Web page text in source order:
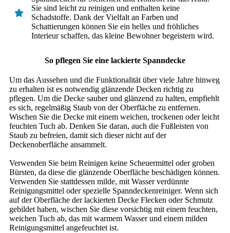
Sie sind leicht zu reinigen und enthalten keine
Schadstoffe. Dank der Vielfalt an Farben und
Schattierungen können Sie ein helles und fröhliches
Interieur schaffen, das kleine Bewohner begeistern wird.
So pflegen Sie eine lackierte Spanndecke
Um das Aussehen und die Funktionalität über viele Jahre hinweg
zu erhalten ist es notwendig glänzende Decken richtig zu
pflegen. Um die Decke sauber und glänzend zu halten, empfiehlt
es sich, regelmäßig Staub von der Oberfläche zu entfernen.
Wischen Sie die Decke mit einem weichen, trockenen oder leicht
feuchten Tuch ab. Denken Sie daran, auch die Fußleisten von
Staub zu befreien, damit sich dieser nicht auf der
Deckenoberfläche ansammelt.
Verwenden Sie beim Reinigen keine Scheuermittel oder groben
Bürsten, da diese die glänzende Oberfläche beschädigen können.
Verwenden Sie stattdessen milde, mit Wasser verdünnte
Reinigungsmittel oder spezielle Spanndeckenreiniger. Wenn sich
auf der Oberfläche der lackierten Decke Flecken oder Schmutz
gebildet haben, wischen Sie diese vorsichtig mit einem feuchten,
weichen Tuch ab, das mit warmem Wasser und einem milden
Reinigungsmittel angefeuchtet ist.